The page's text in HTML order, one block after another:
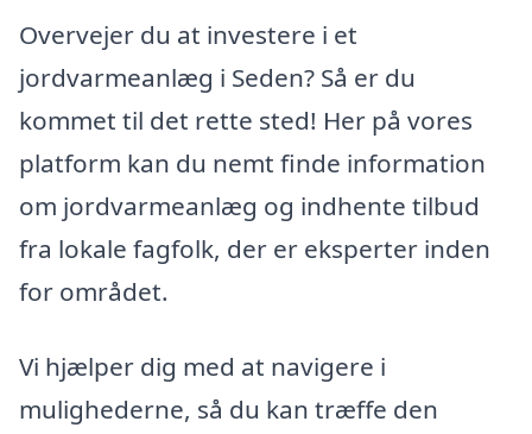
Overvejer du at investere i et
jordvarmeanlæg i Seden? Så er du
kommet til det rette sted! Her på vores
platform kan du nemt finde information
om jordvarmeanlæg og indhente tilbud
fra lokale fagfolk, der er eksperter inden
for området.
Vi hjælper dig med at navigere i
mulighederne, så du kan træffe den